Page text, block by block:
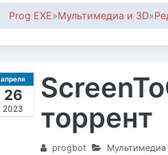
Prog EXE»Мультимедиа и 3D»
апреля
26
2023
торрент
progbot Мультимедиа